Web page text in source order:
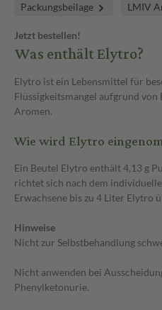
Packungsbeilage LMIV
Jetzt bestellen!
Was enthält Elytro?
Elytro ist ein Lebensmittel für
Flüssigkeitsmangel aufgrund
Aromen.
Wie wird Elytro
Ein Beutel Elytro enthält 4,13 g
richtet sich nach dem
Erwachsene bis zu 4 Liter Elytro
Hinweise
Nicht zur Selbstbehandlung
Nicht anwenden bei
Phenylketonurie.